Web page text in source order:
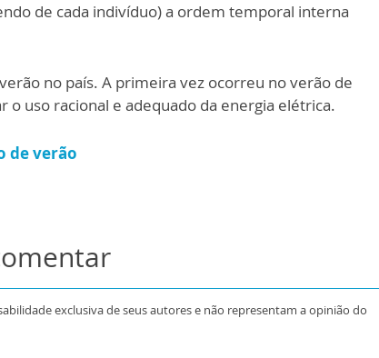
de cada indivíduo) a ordem temporal interna
no país. A primeira vez ocorreu no verão de
uso racional e adequado da energia elétrica.
de verão
exclusiva de seus autores e não representam a opinião do